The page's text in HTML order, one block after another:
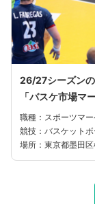
26/27シーズン
「バスケ市場マ
職種：スポーツマ
競技：バスケット
場所：東京都墨田